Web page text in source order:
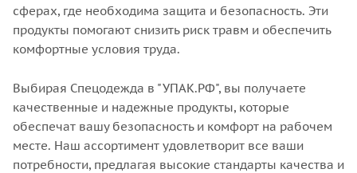
сферах, где необходима защита и безопасность. Эти
продукты помогают снизить риск травм и обеспечить
комфортные условия труда.
Выбирая Спецодежда в "УПАК.РФ", вы получаете
качественные и надежные продукты, которые
обеспечат вашу безопасность и комфорт на рабочем
месте. Наш ассортимент удовлетворит все ваши
потребности, предлагая высокие стандарты качества и